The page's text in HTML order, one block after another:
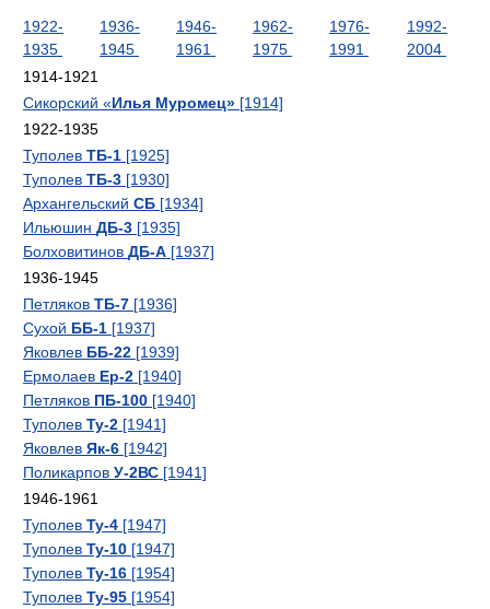
1922-
1935
1936-
1945
1946-
1961
1962-
1975
1976-
1991
1992-
2004
1914-1921
Сикорский «Илья Муромец» [1914]
1922-1935
Туполев ТБ-1 [1925]
Туполев ТБ-3 [1930]
Архангельский СБ [1934]
Ильюшин ДБ-3 [1935]
Болховитинов ДБ-А [1937]
1936-1945
Петляков ТБ-7 [1936]
Сухой ББ-1 [1937]
Яковлев ББ-22 [1939]
Ермолаев Ер-2 [1940]
Петляков ПБ-100 [1940]
Туполев Ту-2 [1941]
Яковлев Як-6 [1942]
Поликарпов У-2ВС [1941]
1946-1961
Туполев Ту-4 [1947]
Туполев Ту-10 [1947]
Туполев Ту-16 [1954]
Туполев Ту-95 [1954]